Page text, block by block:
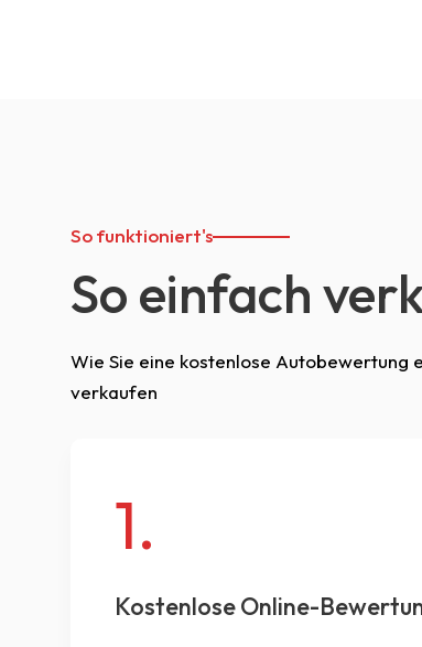
So funktioniert's
So einfach
Wie Sie eine kostenlose Autobewertung
verkaufen
1.
Kostenlose Online-